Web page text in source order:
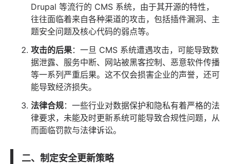
Drupal 等流行的 CMS 系统，由于其开源的特性，
往往面临着来自各种渠道的攻击，包括插件漏洞、主
题安全问题及核心代码的弱点等。
攻击的后果：一旦 CMS 系统遭遇攻击，可能导致数
据泄露、服务中断、网站被黑客控制、恶意软件传播
等一系列严重后果。这不仅会损害企业的声誉，还可
能导致经济损失。
法律合规：一些行业对数据保护和隐私有着严格的法
律要求，未能及时更新系统可能导致合规性问题，从
而面临罚款与法律诉讼。
二、制定安全更新策略